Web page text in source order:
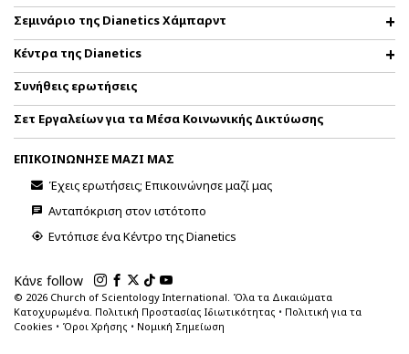
Σεμινάριο της Dianetics Χάμπαρντ
Κέντρα της Dianetics
Συνήθεις ερωτήσεις
Σετ Εργαλείων για τα Μέσα Κοινωνικής Δικτύωσης
ΕΠΙΚΟΙΝΩΝΗΣΕ ΜΑΖΙ ΜΑΣ
Έχεις ερωτήσεις; Επικοινώνησε μαζί μας
Ανταπόκριση στον ιστότοπο
Εντόπισε ένα Κέντρο της Dianetics
Κάνε follow
© 2026 Church of Scientology International. Όλα τα Δικαιώματα
Κατοχυρωμένα. Πολιτική Προστασίας Ιδιωτικότητας • Πολιτική για τα
Cookies • Όροι Χρήσης • Νομική Σημείωση